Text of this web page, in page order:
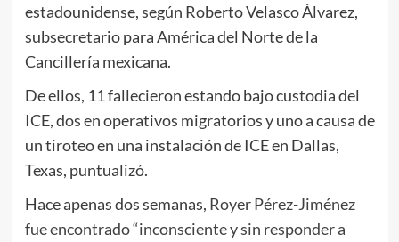
estadounidense, según Roberto Velasco Álvarez,
subsecretario para América del Norte de la
Cancillería mexicana.
De ellos, 11 fallecieron estando bajo custodia del
ICE, dos en operativos migratorios y uno a causa de
un tiroteo en una instalación de ICE en Dallas,
Texas, puntualizó.
Hace apenas dos semanas, Royer Pérez-Jiménez
fue encontrado “inconsciente y sin responder a